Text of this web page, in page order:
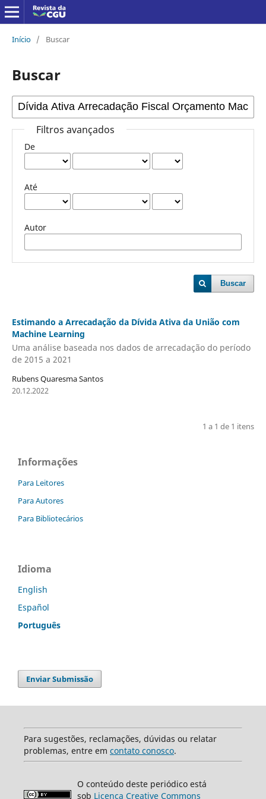
Início / Buscar
Buscar
Filtros avançados
De
Até
Autor
Buscar
Estimando a Arrecadação da Dívida Ativa da União com
Machine Learning
Uma análise baseada nos dados de arrecadação do período
de 2015 a 2021
Rubens Quaresma Santos
20.12.2022
1 a 1 de 1 itens
Informações
Para Leitores
Para Autores
Para Bibliotecários
Idioma
English
Español
Português
Enviar Submissão
Para sugestões, reclamações, dúvidas ou relatar
problemas, entre em contato conosco.
O conteúdo deste periódico está
sob Licença Creative Commons